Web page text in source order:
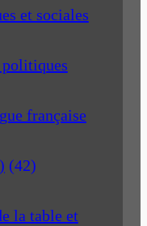
et sociales
française
(42)
la table et